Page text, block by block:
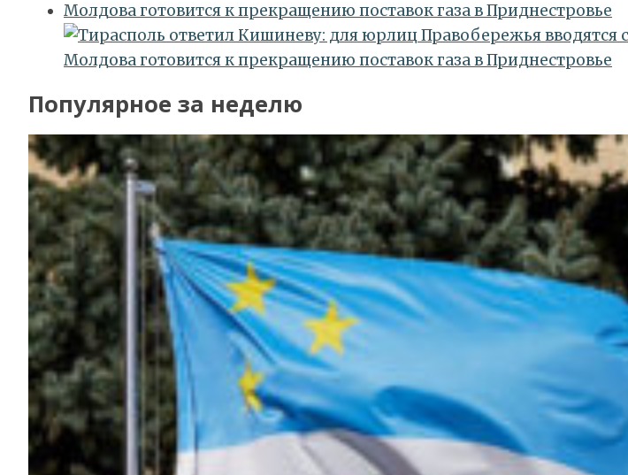
Молдова готовится к прекращению поставок газа в Приднестровье
Молдова готовится к прекращению поставок газа в Приднестровье
Популярное за неделю